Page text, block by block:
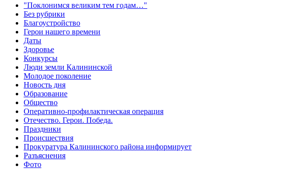
"Поклонимся великим тем годам…"
Без рубрики
Благоустройство
Герои нашего времени
Даты
Здоровье
Конкурсы
Люди земли Калининской
Молодое поколение
Новость дня
Образование
Общество
Оперативно-профилактическая операция
Отечество. Герои. Победа.
Праздники
Происшествия
Прокуратура Калининского района информирует
Разъяснения
Фото